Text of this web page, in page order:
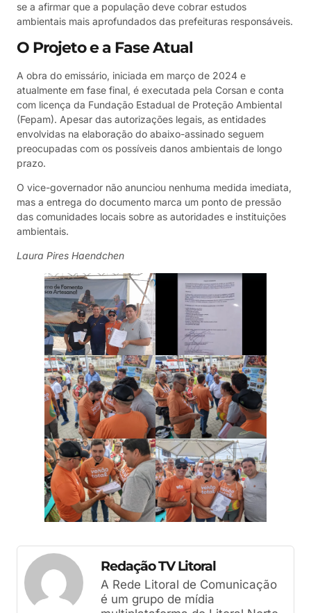
se a afirmar que a população deve cobrar estudos
ambientais mais aprofundados das prefeituras responsáveis.
O Projeto e a Fase Atual
A obra do emissário, iniciada em março de 2024 e
atualmente em fase final, é executada pela Corsan e conta
com licença da Fundação Estadual de Proteção Ambiental
(Fepam). Apesar das autorizações legais, as entidades
envolvidas na elaboração do abaixo-assinado seguem
preocupadas com os possíveis danos ambientais de longo
prazo.
O vice-governador não anunciou nenhuma medida imediata,
mas a entrega do documento marca um ponto de pressão
das comunidades locais sobre as autoridades e instituições
ambientais.
Laura Pires Haendchen
Redação TV Litoral
A Rede Litoral de Comunicação
é um grupo de mídia